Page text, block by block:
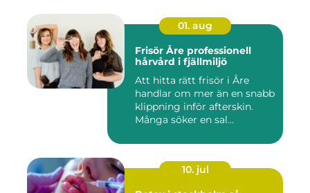
01. aug
Frisör Åre professionell
hårvård i fjällmiljö
Att hitta rätt frisör i Åre
handlar om mer än en snabb
klippning inför afterskin.
Många söker en sal...
10. jul